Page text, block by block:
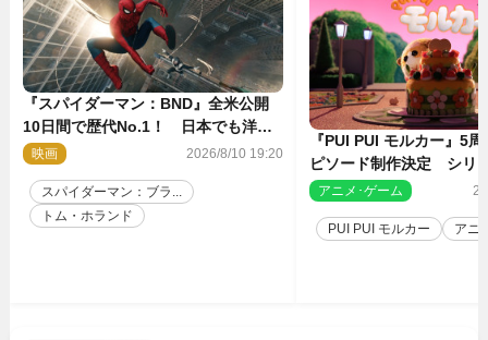
『スパイダーマン：BND』全米公開
10日間で歴代No.1！ 日本でも洋画
実写最速で興収30億円突破
映画 2026/8/10 19:20
スパイダーマン：ブラ...
トム・ホランド
『PUI PUI モルカー』5
ピソード制作決定 シリ
親・見里朝希監督が復帰
アニメ･ゲーム
PUI PUI モルカー アニ